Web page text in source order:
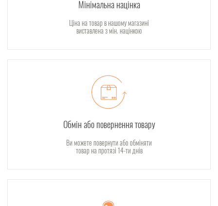
Мінімальна націнка
Ціна на товар в нашому магазині
виставлена з мін. націнкою
Обмін або повернення товару
Ви можете повернути або обміняти
товар на протязі 14-ти днів